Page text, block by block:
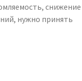
снижение
нужно принять